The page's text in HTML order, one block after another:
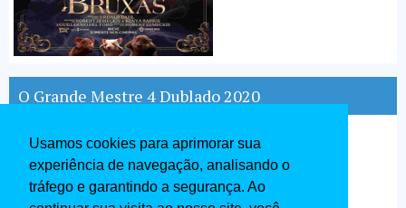
Usamos cookies para aprimorar sua
experiência de navegação, analisando o
tráfego e garantindo a segurança. Ao
O Grande Mestre 4 Dublado 2020